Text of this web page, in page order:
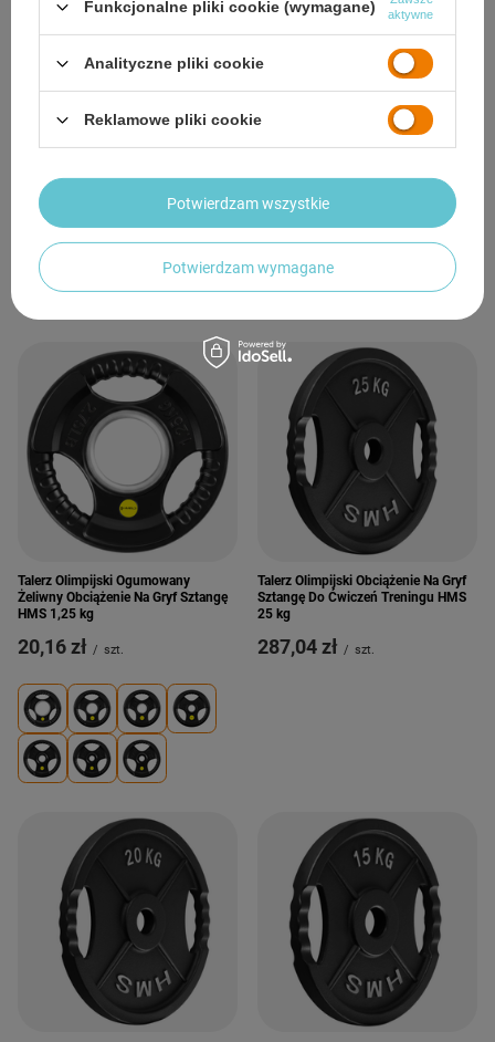
Talerz Olimpijski Ogumowany
Żeliwny Obciążenie Na Gryf Sztangę
HMS 5 kg
72,00 zł / szt.
Talerz Olimpijski Ogumowany
Żeliwny Obciążenie Na Gryf Sztangę
HMS 2,5 kg
37,44 zł / szt.
Talerz Olimpijski Ogumowany
Żeliwny Obciążenie Na Gryf Sztangę
HMS 1,25 kg
20,16 zł / szt.
Talerz Olimpijski Obciążenie Na Gryf
Sztangę Do Ćwiczeń Treningu HMS
25 kg
287,04 zł / szt.
Funkcjonalne pliki cookie (wymagane)
aktywne
Analityczne pliki cookie
Reklamowe pliki cookie
Potwierdzam wymagane
Potwierdzam wszystkie